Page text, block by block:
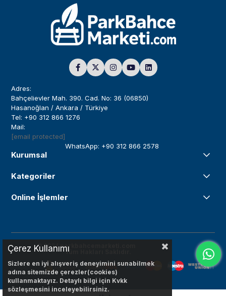
Adres:
Bahçelievler Mah. 390. Cad. No: 36 (06850)
Hasanoğlan / Ankara / Türkiye
Tel: +90 312 866 1276
Mail:
[email protected]
WhatsApp: +90 312 866 2578
Kurumsal
Kategoriler
Online İşlemler
© 2024parkbahcemarketi.com
Tüm Hakları Saklıdır.
Çerez Kullanımı
Sizlere en iyi alışveriş deneyimini sunabilmek
adına sitemizde çerezler(cookies)
kullanmaktayız. Detaylı bilgi için Kvkk
sözleşmesini inceleyebilirsiniz.